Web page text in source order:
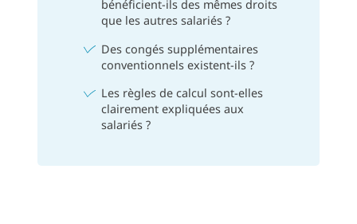
bénéficient-ils des mêmes droits
que les autres salariés ?
Des congés supplémentaires
conventionnels existent-ils ?
Les règles de calcul sont-elles
clairement expliquées aux
salariés ?